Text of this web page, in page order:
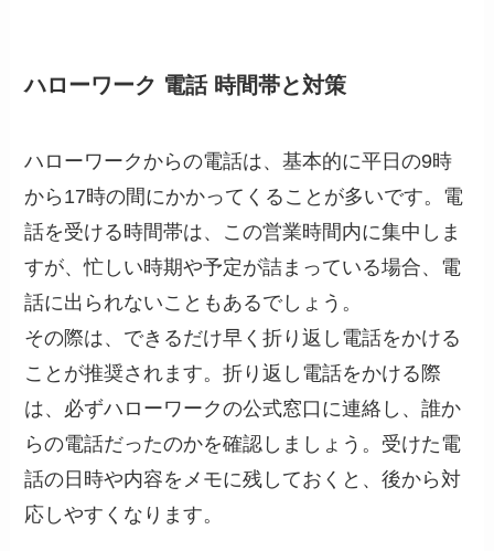
ハローワーク 電話 時間帯と対策
ハローワークからの電話は、基本的に平日の9時
から17時の間にかかってくることが多いです。電
話を受ける時間帯は、この営業時間内に集中しま
すが、忙しい時期や予定が詰まっている場合、電
話に出られないこともあるでしょう。
その際は、できるだけ早く折り返し電話をかける
ことが推奨されます。折り返し電話をかける際
は、必ずハローワークの公式窓口に連絡し、誰か
らの電話だったのかを確認しましょう。受けた電
話の日時や内容をメモに残しておくと、後から対
応しやすくなります。